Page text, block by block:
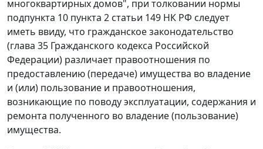
многоквартирных домов", при толковании нормы
подпункта 10 пункта 2 статьи 149 НК РФ следует
иметь ввиду, что гражданское законодательство
(глава 35 Гражданского кодекса Российской
Федерации) различает правоотношения по
предоставлению (передаче) имущества во владение
и (или) пользование и правоотношения,
возникающие по поводу эксплуатации, содержания и
ремонта полученного во владение (пользование)
имущества.